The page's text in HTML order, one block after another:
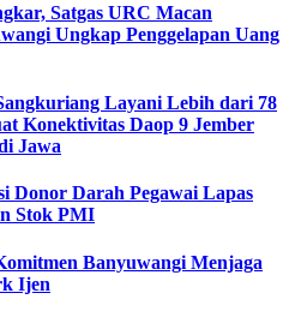
Satgas URC Macan
Ungkap Penggelapan Uang
Layani Lebih dari 78
Konektivitas Daop 9 Jember
Jawa
Donor Darah Pegawai Lapas
Stok PMI
Banyuwangi Menjaga
Ijen